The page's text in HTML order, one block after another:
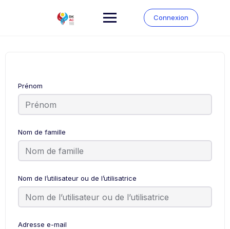
Connexion
Prénom
Nom de famille
Nom de l’utilisateur ou de l’utilisatrice
Adresse e-mail